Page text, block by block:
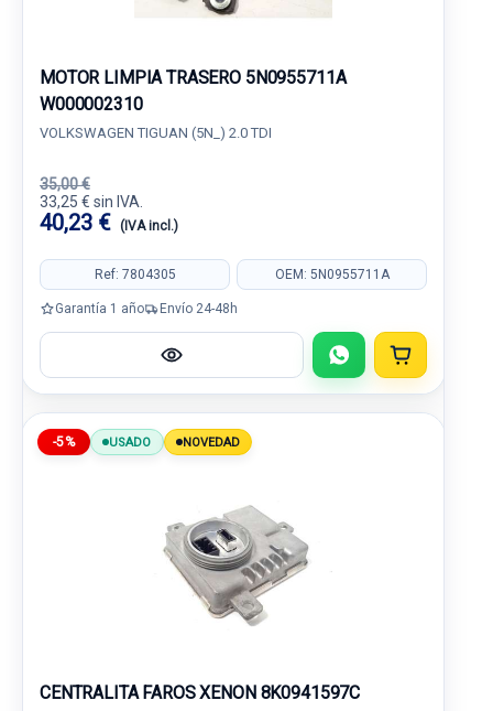
MOTOR LIMPIA TRASERO 5N0955711A
W000002310
VOLKSWAGEN TIGUAN (5N_) 2.0 TDI
35,00 €
33,25 € sin IVA.
40,23 € (IVA incl.)
Ref: 7804305 OEM: 5N0955711A
Garantía 1 año Envío 24-48h
-5% USADO NOVEDAD
CENTRALITA FAROS XENON 8K0941597C